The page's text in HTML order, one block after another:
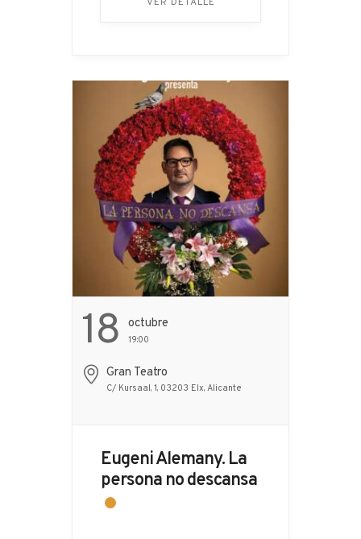
verano de 1983… ...
18 Octubre
19:00
Gran Teatro
C/ Kursaal, 1, 03203 Elx, Alicante
Eugeni Alemany. La
persona no descansa